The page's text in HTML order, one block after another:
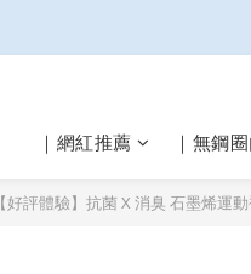
｜網紅推薦 ｜無鋼
【好評體驗】抗菌 X 消臭 石墨烯運